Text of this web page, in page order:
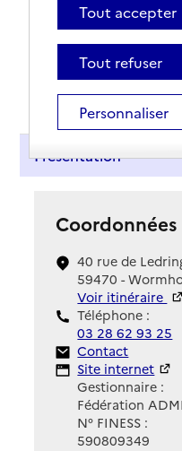
Présentation
Coordonnées
40 rue de
59470 -
Voir itinéraire
Téléphone :
03 28 62 93 25
Contact
Contact
Site Internet
Site internet
Gestionnaire :
Fédération
N° FINESS :
590809349
Tout accepter
Tout refuser
Personnaliser